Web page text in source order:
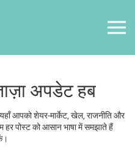
अपडेट हब
आपको शेयर‑मार्केट, खेल, राजनीति और
पोस्ट को आसान भाषा में समझाते हैं